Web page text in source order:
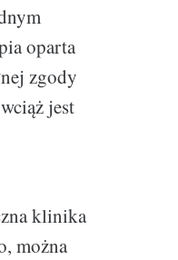
oparta
zgody
jest
klinika
można